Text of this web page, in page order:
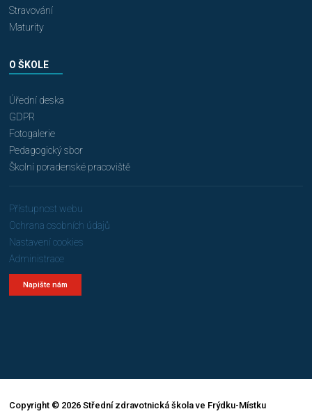
Stravování
Maturity
O ŠKOLE
Úřední deska
GDPR
Fotogalerie
Pedagogický sbor
Školní poradenské pracoviště
Přístupnost webu
Ochrana osobních údajů
Nastavení cookies
Administrace
Napište nám
Copyright © 2026 Střední zdravotnická škola ve Frýdku-Místku